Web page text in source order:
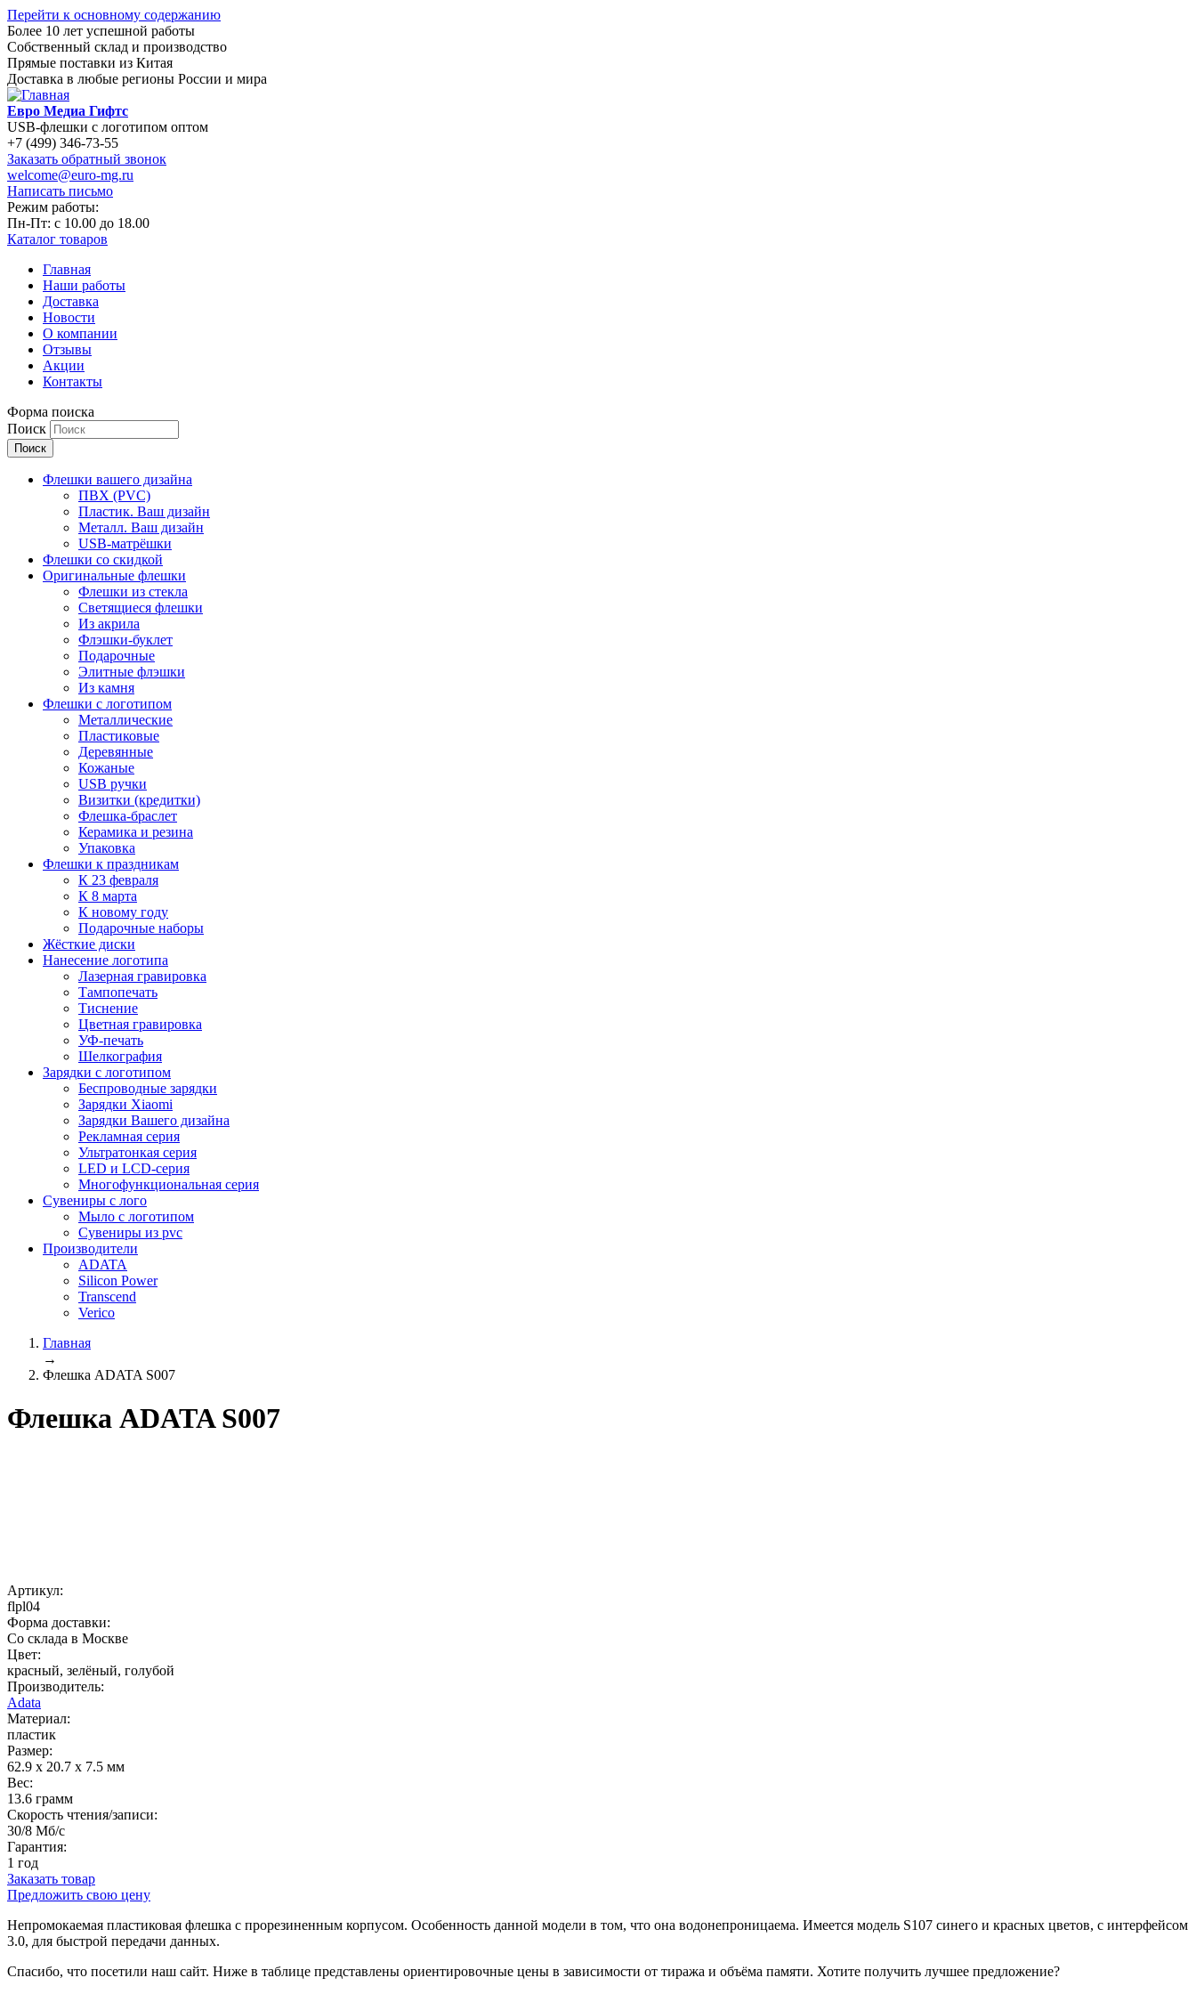
Перейти к основному содержанию
Более 10 лет успешной работы
Собственный склад и производство
Прямые поставки из Китая
Доставка в любые регионы России и мира
Евро Медиа Гифтс
USB-флешки с логотипом оптом
+7 (499) 346-73-55
Заказать обратный звонок
welcome@euro-mg.ru
Написать письмо
Режим работы:
Пн-Пт: с 10.00 до 18.00
Каталог товаров
Главная
Наши работы
Доставка
Новости
О компании
Отзывы
Акции
Контакты
Форма поиска
Поиск
Флешки вашего дизайна
ПВХ (PVC)
Пластик. Ваш дизайн
Металл. Ваш дизайн
USB-матрёшки
Флешки со скидкой
Оригинальные флешки
Флешки из стекла
Светящиеся флешки
Из акрила
Флэшки-буклет
Подарочные
Элитные флэшки
Из камня
Флешки с логотипом
Металлические
Пластиковые
Деревянные
Кожаные
USB ручки
Визитки (кредитки)
Флешка-браслет
Керамика и резина
Упаковка
Флешки к праздникам
К 23 февраля
К 8 марта
К новому году
Подарочные наборы
Жёсткие диски
Нанесение логотипа
Лазерная гравировка
Тампопечать
Тиснение
Цветная гравировка
УФ-печать
Шелкография
Зарядки с логотипом
Беспроводные зарядки
Зарядки Xiaomi
Зарядки Вашего дизайна
Рекламная серия
Ультратонкая серия
LED и LCD-серия
Многофункциональная серия
Сувениры с лого
Мыло с логотипом
Сувениры из pvc
Производители
ADATA
Silicon Power
Transcend
Verico
Главная
→
Флешка ADATA S007
Флешка ADATA S007
Артикул:
flpl04
Форма доставки:
Со склада в Москве
Цвет:
красный, зелёный, голубой
Производитель:
Adata
Материал:
пластик
Размер:
62.9 x 20.7 x 7.5 мм
Вес:
13.6 грамм
Скорость чтения/записи:
30/8 Мб/с
Гарантия:
1 год
Заказать товар
Предложить свою цену
Непромокаемая пластиковая флешка с прорезиненным корпусом. Особенность данной модели в том, что она водонепроницаема. Имеется модель S107 синего и красных цветов, с интерфейсом
3.0, для быстрой передачи данных.
Спасибо, что посетили наш сайт. Ниже в таблице представлены ориентировочные цены в зависимости от тиража и объёма памяти. Хотите получить лучшее предложение?